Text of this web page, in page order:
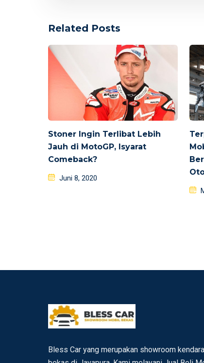
Related Posts
Stoner Ingin Terlibat Lebih
Jauh di MotoGP, Isyarat
Comeback?
Posted
Juni 8, 2020
Bless Car yang merupakan showroom